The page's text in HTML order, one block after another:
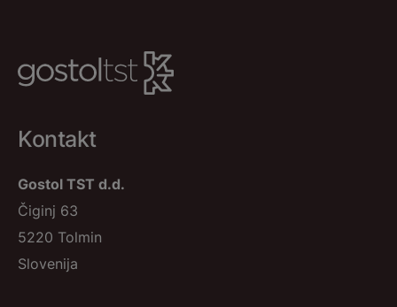
Kontakt
Gostol TST d.d.
Čiginj 63
5220 Tolmin
Slovenija